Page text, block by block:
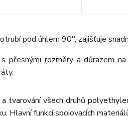
pod úhlem 90°, zajišťuje
přesnými rozměry a důrazem
tvarování všech druhů
Hlavní funkcí spojovacích